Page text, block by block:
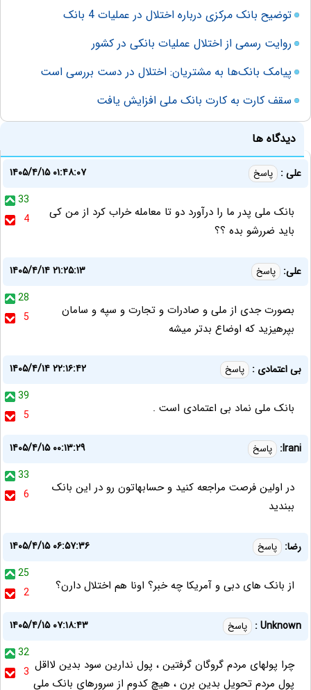
توضیح بانک مرکزی درباره اختلال در عملیات 4 بانک
روایت رسمی از اختلال عملیات بانکی در کشور
پیامک بانک‌ها به مشتریان: اختلال در دست بررسی است
سقف کارت به کارت بانک ملی افزایش یافت
دیدگاه ها
علی : پاسخ
۱۴۰۵/۴/۱۵ ۰۱:۴۸:۰۷
33
4
بانک ملی پدر ما را درآورد دو تا معامله خراب کرد از من کی
باید ضررشو بده ؟؟
علی: پاسخ
۱۴۰۵/۴/۱۴ ۲۱:۲۵:۱۳
28
5
بصورت جدی از ملی و صادرات و تجارت و سپه و سامان
بپرهیزید که اوضاع بدتر میشه
بی اعتمادی : پاسخ
۱۴۰۵/۴/۱۴ ۲۲:۱۶:۴۲
39
5
بانک ملی نماد بی اعتمادی است .
Irani: پاسخ
۱۴۰۵/۴/۱۵ ۰۰:۱۳:۲۹
33
6
در اولین فرصت مراجعه کنید و حسابهاتون رو در این بانک
ببندید
رضا: پاسخ
۱۴۰۵/۴/۱۵ ۰۶:۵۷:۳۶
25
2
از بانک های دبی و آمریکا چه خبر؟ اونا هم اختلال دارن؟
Unknown : پاسخ
۱۴۰۵/۴/۱۵ ۰۷:۱۸:۴۳
32
3 چرا پولهای مردم گروگان گرفتین ، پول ندارین سود بدین لااقل
پول مردم تحویل بدین برن ، هیچ کدوم از سرورهای بانک ملی